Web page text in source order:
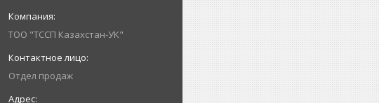
ТОО "ТССП Казахстан-УК"
Отдел продаж